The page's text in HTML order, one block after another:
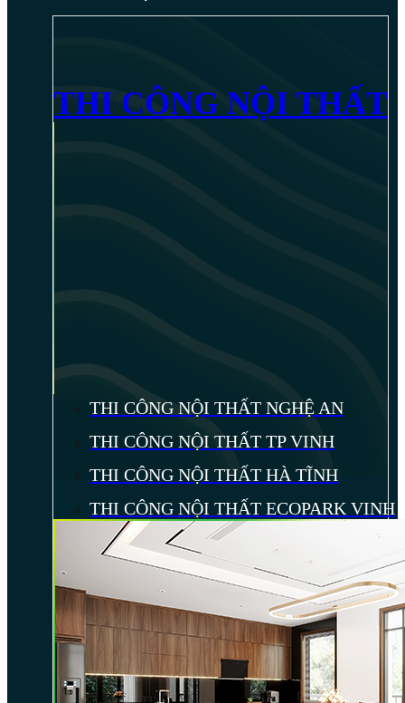
THI CÔNG NỘI THẤT
THI CÔNG NỘI THẤT NGHỆ AN
THI CÔNG NỘI THẤT TP VINH
THI CÔNG NỘI THẤT HÀ TĨNH
THI CÔNG NỘI THẤT ECOPARK VINH